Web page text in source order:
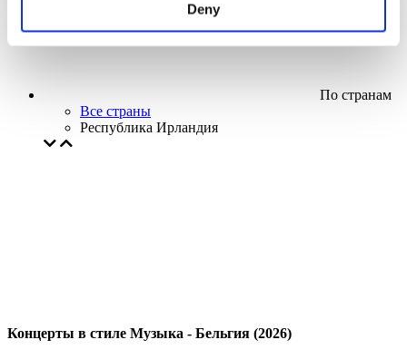
Deny
По странам
Все страны
Республика Ирландия
Концерты в стиле Музыка - Бельгия (2026)